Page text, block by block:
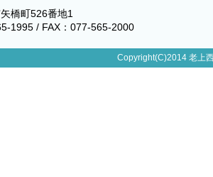
橋町526番地1
1995 / FAX：077-565-2000
Copyright(C)2014 老上